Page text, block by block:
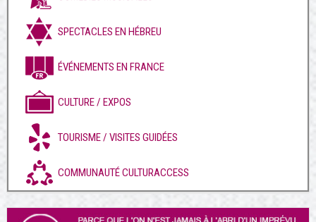
SPECTACLES EN HÉBREU
ÉVÉNEMENTS EN FRANCE
CULTURE / EXPOS
TOURISME / VISITES GUIDÉES
COMMUNAUTÉ CULTURACCESS